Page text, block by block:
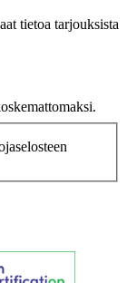
tietoa tarjouksista